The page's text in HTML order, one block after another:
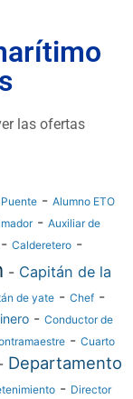
las ofertas
- Alumno ETO
- Auxiliar de
- Calderetero -
- Capitán de la
de yate - Chef -
- Conductor de
- Cuarto
Departamento
- Director